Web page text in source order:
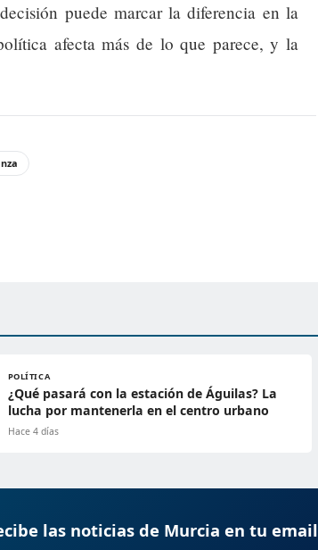
puede marcar la diferencia en la
afecta más de lo que parece, y la
POLÍTICA
¿Qué pasará con la estación de Águilas? La
lucha por mantenerla en el centro urbano
Hace 4 días
las noticias de Murcia en tu email